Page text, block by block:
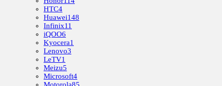
HTC4
Huawei148
Infinix11
iQOO6
Kyocera1
Lenovo3
LeTV1
Meizu5
Microsoft4
Motorola85